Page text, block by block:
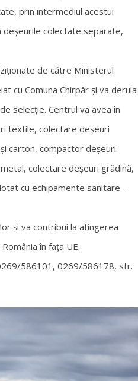
prin intermediul acestui
deșeurile colectate separate,
de către Ministerul
cu Comuna Chirpăr și va derula
selecție. Centrul va avea în
textile, colectare deșeuri
carton, compactor deșeuri
colectare deșeuri grădină,
cu echipamente sanitare –
și va contribui la atingerea
în fața UE.
586101, 0269/586178, str.